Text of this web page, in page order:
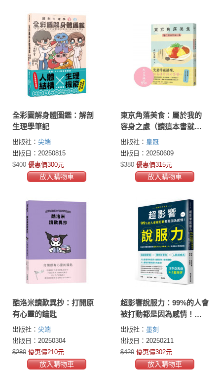
全彩圖解身體圖鑑：解剖
生理學筆記
出版社： 尖端
出版日：20250815
$400 優惠價300元
放入購物車
東京角落美食：屬於我的
容身之處（讀這本書就像
吃了一道美味料理──捨不
得結束。持續摧毀淚腺的
極品之作。）
出版社： 皇冠
出版日：20250609
$380 優惠價315元
放入購物車
酷洛米讀歎異抄：打開原
有心靈的鑰匙
出版社： 尖端
出版日：20250304
$280 優惠價210元
放入購物車
超影響說服力：99%的人會
被打動都是因為感情！日
本王牌業務員教你運用28
大心法動搖人心，職場和
人際都成功
出版社： 墨刻
出版日：20250211
$420 優惠價302元
放入購物車